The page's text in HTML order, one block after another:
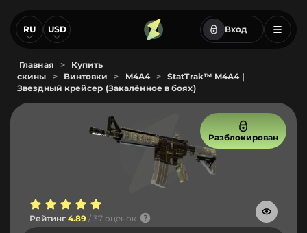
RU USD Вход
Главная >
Купить
скины
> Винтовки > M4A4 >
StatTrak™ M4A4 |
Звездный крейсер (Закалённое в боях)
Разблокирован
Рейтинг 4.89 / 37 оценок